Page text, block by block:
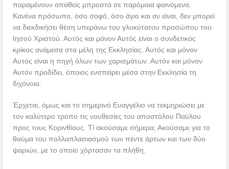
παραμένουν απαθείς μπροστά σε παρόμοια φαινόμενα.
Κανένα πρόσωπο, όσο σοφό, όσο άγιο και αν είναι, δεν μπορεί
να διεκδικήσει θέση υπεράνω του γλυκύτατου προσώπου του
Ιησού Χριστού. Αυτός και μόνον Αυτός είναι ο συνδετικός
κρίκος ανάμεσα στα μέλη της Εκκλησίας. Αυτός και μόνον
Αυτός είναι η πηγή όλων των χαρισμάτων. Αυτόν και μόνον
Αυτόν προδίδει, όποιος ενσπείρει μέσα στην Εκκλησία τη
διχόνοια.
Έρχεται, όμως και το σημερινό Ευαγγέλιο να τεκμηριώσει με
τον καλύτερο τρόπο τις νουθεσίες του αποστόλου Παύλου
προς τους Κορινθίους. Τί ακούσαμε σήμερα; Ακούσαμε για το
θαύμα του πολλαπλασιασμού των πέντε άρτων και των δύο
ψαριών, με το οποίο χόρτασαν τα πλήθη.